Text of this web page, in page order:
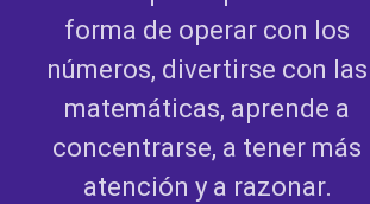
forma de operar con los
números, divertirse con las
matemáticas, aprende a
concentrarse, a tener más
atención y a razonar.